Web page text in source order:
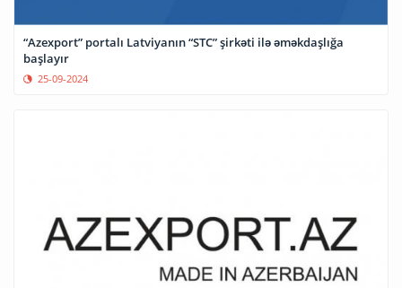
“Azexport” portalı Latviyanın “STC” şirkəti ilə əməkdaşlığa
başlayır
25-09-2024